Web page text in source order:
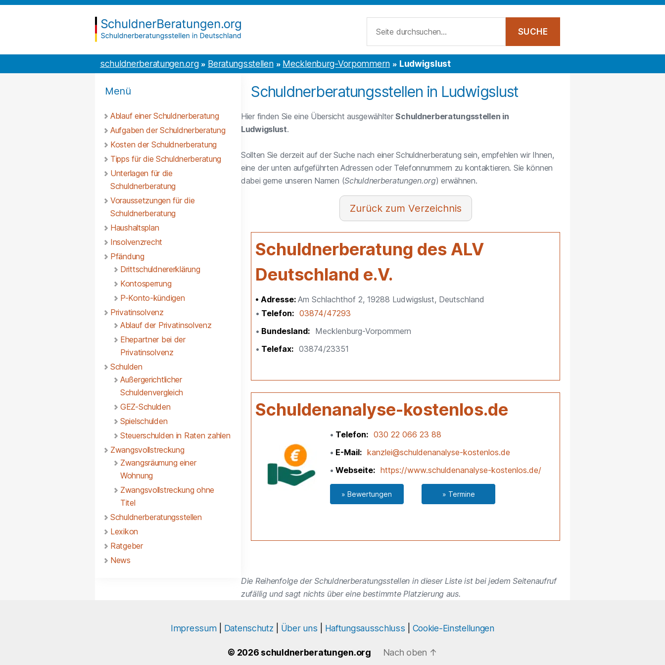
Inhalt
to
schuldnerberatungen.org Beratungsstellen Mecklenburg-Vorpommern Ludwigslust
Menü
Ablauf einer Schuldnerberatung
Aufgaben der Schuldnerberatung
Kosten der Schuldnerberatung
Tipps für die Schuldnerberatung
Unterlagen für die
Schuldnerberatung
Voraussetzungen für die
Schuldnerberatung
Haushaltsplan
Insolvenzrecht
Pfändung
Drittschuldnererklärung
Kontosperrung
P-Konto-kündigen
Privatinsolvenz
Ablauf der Privatinsolvenz
Ehepartner bei der
Privatinsolvenz
Schulden
Außergerichtlicher
Schuldenvergleich
GEZ-Schulden
Spielschulden
Steuerschulden in Raten zahlen
Zwangsvollstreckung
Zwangsräumung einer
Wohnung
Zwangsvollstreckung ohne
Titel
Schuldnerberatungsstellen
Lexikon
Ratgeber
News
Schuldnerberatungsstellen in Ludwigslust
Hier finden Sie eine Übersicht ausgewählterSchuldnerberatungsstellen in
Ludwigslust.
Sollten Sie derzeit auf der Suche nach einer Schuldnerberatung sein, empfehlen wir Ihnen,
eine der unten aufgeführten Adressen oder Telefonnummern zu kontaktieren. Sie können
dabei gerne unseren Namen (Schuldnerberatungen.org) erwähnen.
Verzeichnis
Schuldnerberatung des ALV
Deutschland e.V.
Adresse: Am Schlachthof 2, 19288 Ludwigslust, Deutschland
Telefon
03874/47293
Bundesland
Mecklenburg-Vorpommern
Telefax
03874/23351
Schuldenanalyse-kostenlos.de
Telefon
030 22 066 23 88
E-Mail
kanzlei@schuldenanalyse-kostenlos.de
Webseite
https://www.schuldenanalyse-kostenlos.de/
» Bewertungen » Termine
Die Reihenfolge der Schuldnerberatungsstellen in dieser Liste ist bei jedem Seitenaufruf
zufällig und sagt nichts über eine bestimmte Platzierung aus.
Impressum| Datenschutz Über uns Haftungsausschluss Cookie-Einstellungen
© 2026 schuldnerberatungen.org Nach oben ↑